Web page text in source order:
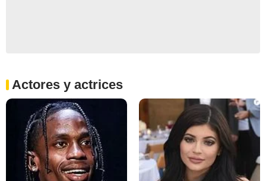
Actores y actrices